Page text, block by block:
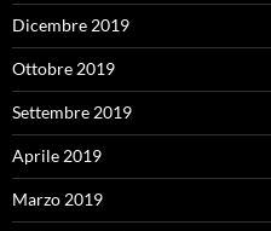
Dicembre 2019
Ottobre 2019
Settembre 2019
Aprile 2019
Marzo 2019